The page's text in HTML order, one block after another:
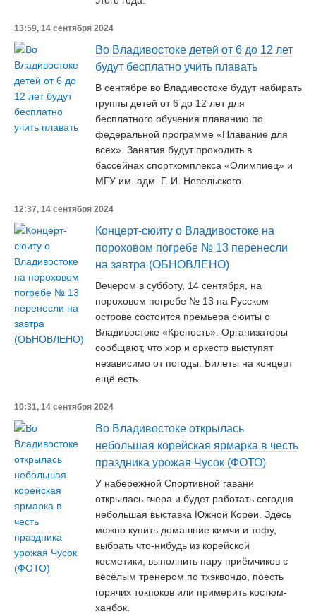
13:59, 14 сентября 2024
Во Владивостоке детей от 6 до 12 лет
будут бесплатно учить плавать
В сентябре во Владивостоке будут набирать
группы детей от 6 до 12 лет для
бесплатного обучения плаванию по
федеральной программе «Плавание для
всех». Занятия будут проходить в
бассейнах спорткомплекса «Олимпиец» и
МГУ им. адм. Г. И. Невельского.
12:37, 14 сентября 2024
Концерт-сюиту о Владивостоке на
пороховом погребе № 13 перенесли
на завтра (ОБНОВЛЕНО)
Вечером в субботу, 14 сентября, на
пороховом погребе № 13 на Русском
острове состоится премьера сюиты о
Владивостоке «Крепость». Организаторы
сообщают, что хор и оркестр выступят
независимо от погоды. Билеты на концерт
ещё есть.
10:31, 14 сентября 2024
Во Владивостоке открылась
небольшая корейская ярмарка в честь
праздника урожая Чусок (ФОТО)
У набережной Спортивной гавани
открылась вчера и будет работать сегодня
небольшая выставка Южной Кореи. Здесь
можно купить домашние кимчи и тофу,
выбрать что-нибудь из корейской
косметики, выполнить пару приёмчиков с
весёлым тренером по тхэквондо, поесть
горячих токпоков или примерить костюм-
ханбок.